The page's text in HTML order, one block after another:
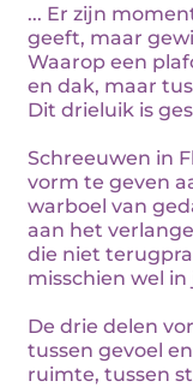
... Er zijn
geeft, maar
Waarop een
en dak, maar
Dit drieluik is
Schreeuwen in
vorm te geven
warboel van
aan het
die niet
misschien wel in
De drie delen
tussen gevoel
ruimte, tussen